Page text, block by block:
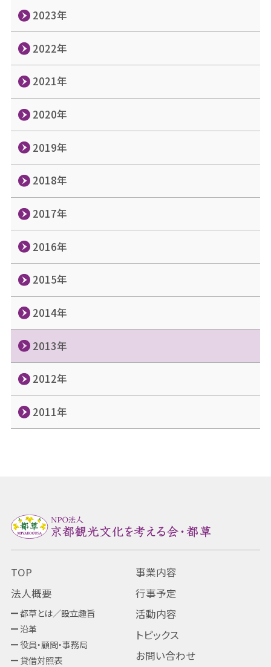
2023年
2022年
2021年
2020年
2019年
2018年
2017年
2016年
2015年
2014年
2013年
2012年
2011年
TOP
法人概要
都草とは／設立趣旨
沿革
役員・顧問・事務局
貸借対照表
事業内容
行事予定
活動内容
トピックス
お問い合わせ